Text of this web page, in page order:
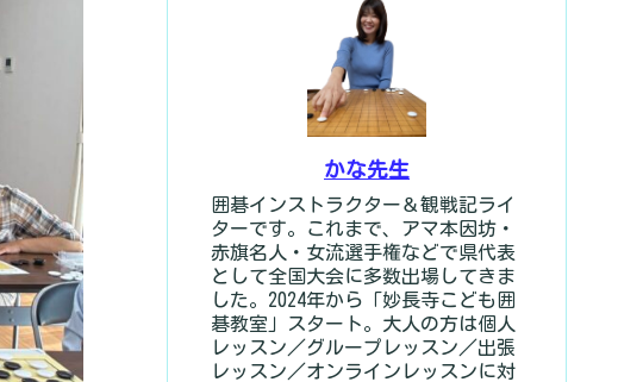
かな先生
囲碁インストラクター＆観戦記ライ
ターです。これまで、アマ本因坊・
赤旗名人・女流選手権などで県代表
として全国大会に多数出場してきま
した。2024年から「妙長寺こども囲
碁教室」スタート。大人の方は個人
レッスン／グループレッスン／出張
レッスン／オンラインレッスンに対